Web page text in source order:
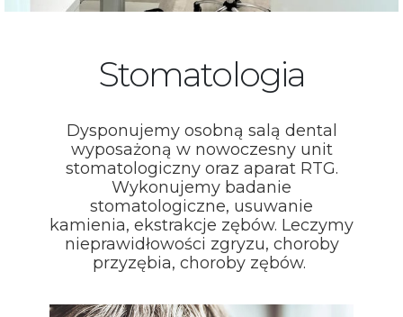
Stomatologia
Dysponujemy osobną salą dental
wyposażoną w nowoczesny unit
stomatologiczny oraz aparat RTG.
Wykonujemy badanie
stomatologiczne, usuwanie
kamienia, ekstrakcje zębów. Leczymy
nieprawidłowości zgryzu, choroby
przyzębia, choroby zębów.